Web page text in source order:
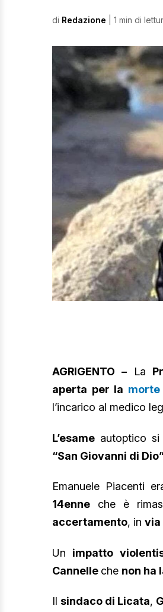
di Redazione | 1 min di
AGRIGENTO –La
aperta per la morte
l’incarico al medico
L’esame autoptico si
“San Giovanni di
Emanuele Piacenti
14enne che è
accertamento, in via
Un impatto
Cannelle che non ha
Ilsindaco di Licata,